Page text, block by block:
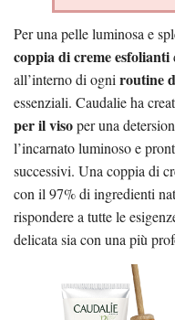
Per una pelle luminosa e
coppia di creme esfolianti
all’interno di ogni routine
essenziali. Caudalie ha
per il visoper una
l’incarnato luminoso e
successivi. Una coppia di
con il 97% di ingredienti
rispondere a tutte le
delicata sia con una più